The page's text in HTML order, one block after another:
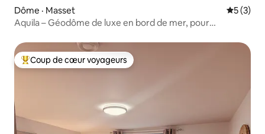
Dôme · Masset Note
5 (3)
Aquila – Géodôme de luxe en bord de mer, pour
Coup de cœur voyageurs parmi les plus aimés
Coup de cœur voyageurs